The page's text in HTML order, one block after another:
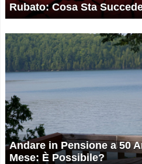
Rubato: Cosa Sta
Andare in Pensione a 50
Mese: È Possibile?